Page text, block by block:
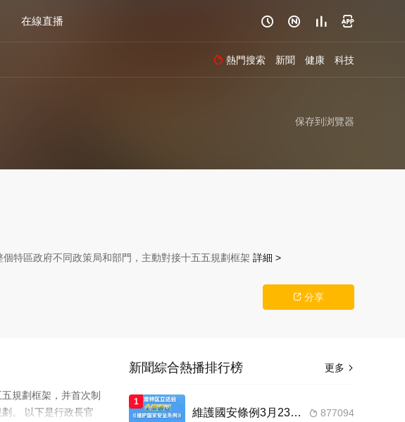
在線直播    
 熱門搜索 新聞 健康 科技
保存到浏覽器
特區政府不同政策局和部門，主動對接十五五規劃框架 詳細 >
 分享
規劃框架，并首次制
。 以下是行政長官
更多 
新聞綜合熱播排行榜
1
 877094
維護國安條例3月23日正式生效